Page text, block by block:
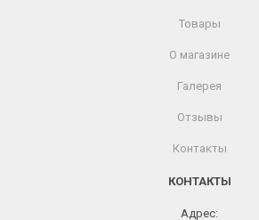
Товары
О магазине
Галерея
Отзывы
Контакты
КОНТАКТЫ
Адрес: